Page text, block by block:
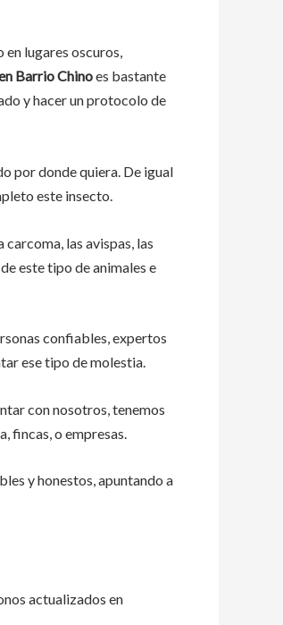
en lugares oscuros,
Barrio Chinoes bastante
y hacer un protocolo de
por donde quiera. De igual
este insecto.
las avispas, las
este tipo de animales e
confiables, expertos
ese tipo de molestia.
con nosotros, tenemos
fincas, o empresas.
y honestos, apuntando a
actualizados en